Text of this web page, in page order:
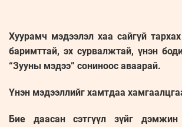
Хуурамч мэдээлэл хаа сайгүй
баримттай, эх сурвалжтай, үнэн
“Зууны мэдээ” сониноос аваарай.
Үнэн мэдээллийг хамтдаа
Бие даасан сэтгүүл зүйг